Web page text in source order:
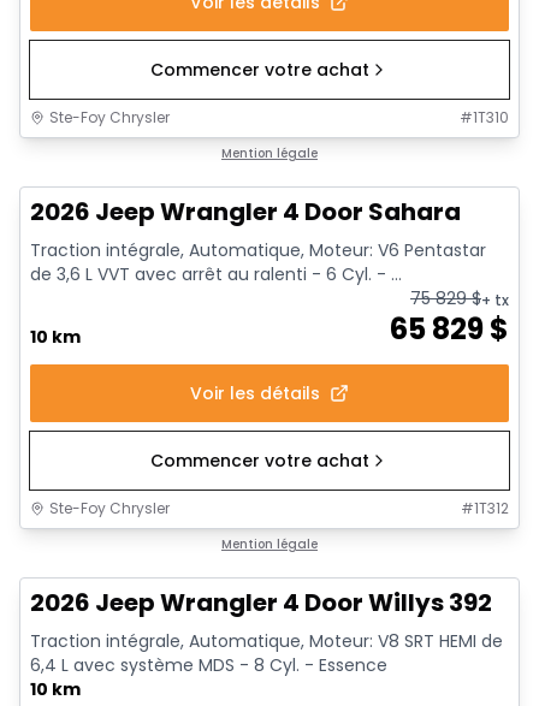
Commencer votre achat
Ste-Foy Chrysler #1T310
Mention légale
2026 Jeep Wrangler 4 Door Sahara
Traction intégrale, Automatique, Moteur: V6 Pentastar
de 3,6 L VVT avec arrêt au ralenti - 6 Cyl. - ...
10 km 65 829$
75 829$+ tx
Voir les détails
Commencer votre achat
Ste-Foy Chrysler #1T312
Mention légale
2026 Jeep Wrangler 4 Door Willys 392
Traction intégrale, Automatique, Moteur: V8 SRT HEMI de
6,4 L avec système MDS - 8 Cyl. - Essence
10 km